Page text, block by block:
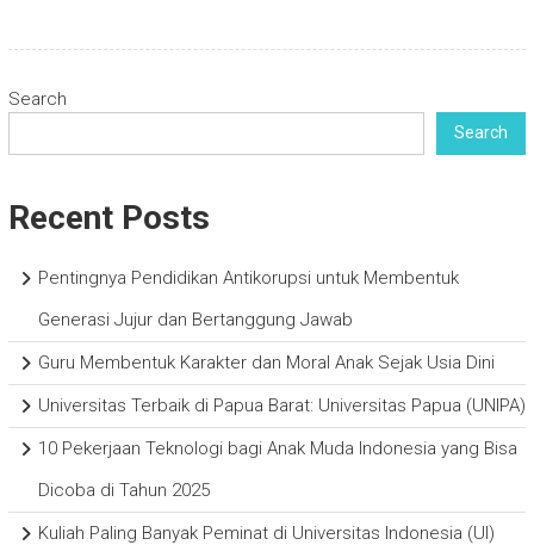
Search
Search
Recent Posts
Pentingnya Pendidikan Antikorupsi untuk Membentuk
Generasi Jujur dan Bertanggung Jawab
Guru Membentuk Karakter dan Moral Anak Sejak Usia Dini
Universitas Terbaik di Papua Barat: Universitas Papua (UNIPA)
10 Pekerjaan Teknologi bagi Anak Muda Indonesia yang Bisa
Dicoba di Tahun 2025
Kuliah Paling Banyak Peminat di Universitas Indonesia (UI)